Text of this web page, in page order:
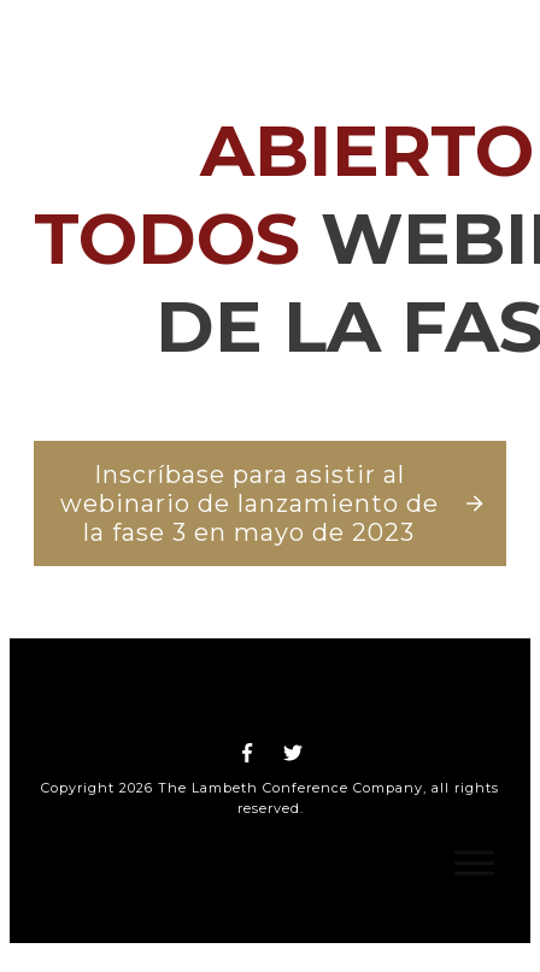
TODOS
DE LA
Inscríbase para asistir al
webinario de lanzamiento de
la fase 3 en mayo de 2023
Copyright 2026 The Lambeth Conference Company, all rights
reserved.